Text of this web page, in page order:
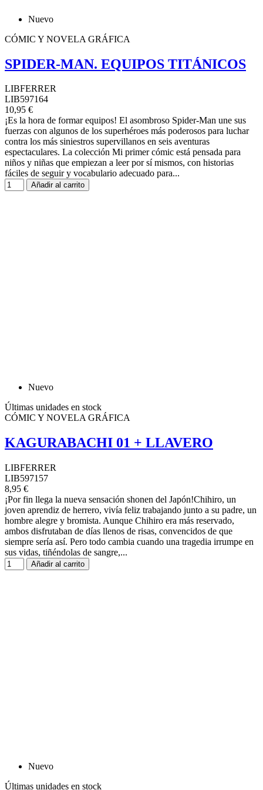
Nuevo
CÓMIC Y NOVELA GRÁFICA
SPIDER-MAN. EQUIPOS TITÁNICOS
LIBFERRER
LIB597164
10,95 €
¡Es la hora de formar equipos! El asombroso Spider-Man une sus
fuerzas con algunos de los superhéroes más poderosos para luchar
contra los más siniestros supervillanos en seis aventuras
espectaculares. La colección Mi primer cómic está pensada para
niños y niñas que empiezan a leer por sí mismos, con historias
fáciles de seguir y vocabulario adecuado para...
Añadir al carrito
Nuevo
Últimas unidades en stock
CÓMIC Y NOVELA GRÁFICA
KAGURABACHI 01 + LLAVERO
LIBFERRER
LIB597157
8,95 €
¡Por fin llega la nueva sensación shonen del Japón!Chihiro, un
joven aprendiz de herrero, vivía feliz trabajando junto a su padre, un
hombre alegre y bromista. Aunque Chihiro era más reservado,
ambos disfrutaban de días llenos de risas, convencidos de que
siempre sería así. Pero todo cambia cuando una tragedia irrumpe en
sus vidas, tiñéndolas de sangre,...
Añadir al carrito
Nuevo
Últimas unidades en stock